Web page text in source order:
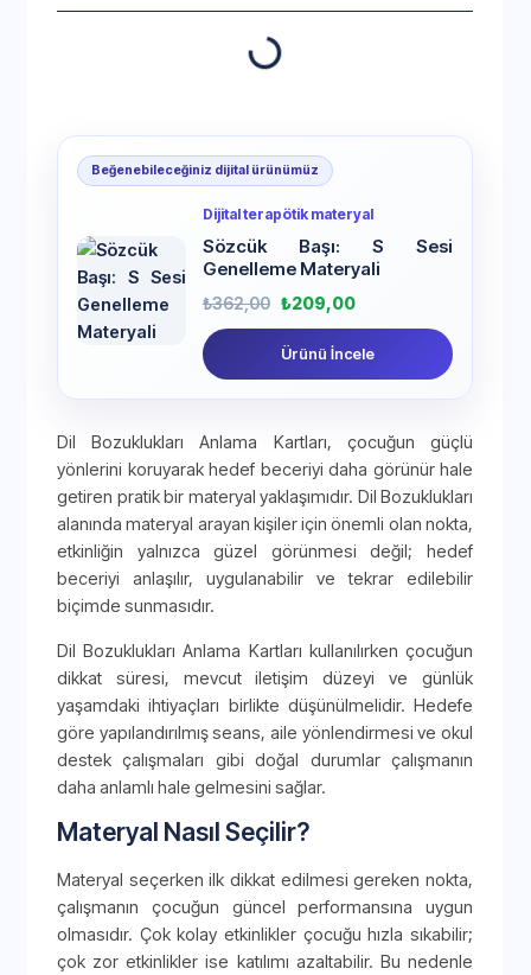
Beğenebileceğiniz dijital ürünümüz
Dijital terapötik materyal
Sözcük Başı: S Sesi
Genelleme Materyali
₺362,00 ₺209,00
Ürünü İncele
Dil Bozuklukları Anlama Kartları, çocuğun güçlü
yönlerini koruyarak hedef beceriyi daha görünür hale
getiren pratik bir materyal yaklaşımıdır. Dil Bozuklukları
alanında materyal arayan kişiler için önemli olan nokta,
etkinliğin yalnızca güzel görünmesi değil; hedef
beceriyi anlaşılır, uygulanabilir ve tekrar edilebilir
biçimde sunmasıdır.
Dil Bozuklukları Anlama Kartları kullanılırken çocuğun
dikkat süresi, mevcut iletişim düzeyi ve günlük
yaşamdaki ihtiyaçları birlikte düşünülmelidir. Hedefe
göre yapılandırılmış seans, aile yönlendirmesi ve okul
destek çalışmaları gibi doğal durumlar çalışmanın
daha anlamlı hale gelmesini sağlar.
Materyal Nasıl Seçilir?
Materyal seçerken ilk dikkat edilmesi gereken nokta,
çalışmanın çocuğun güncel performansına uygun
olmasıdır. Çok kolay etkinlikler çocuğu hızla sıkabilir;
çok zor etkinlikler ise katılımı azaltabilir. Bu nedenle